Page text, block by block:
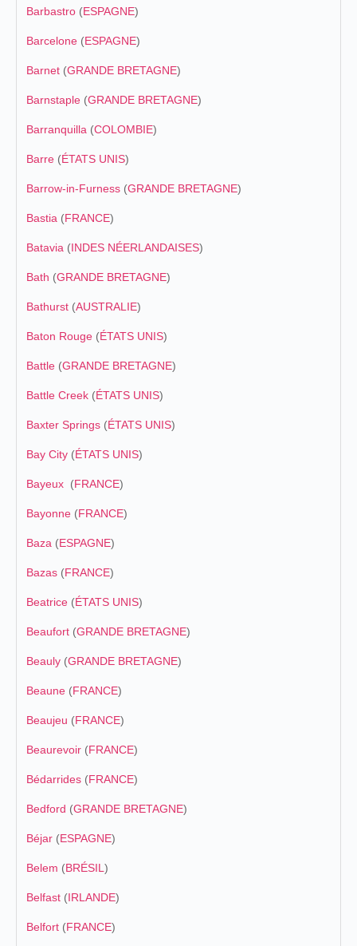
Barbastro (ESPAGNE)
Barcelone (ESPAGNE)
Barnet (GRANDE BRETAGNE)
Barnstaple (GRANDE BRETAGNE)
Barranquilla (COLOMBIE)
Barre (ÉTATS UNIS)
Barrow-in-Furness (GRANDE BRETAGNE)
Bastia (FRANCE)
Batavia (INDES NÉERLANDAISES)
Bath (GRANDE BRETAGNE)
Bathurst (AUSTRALIE)
Baton Rouge (ÉTATS UNIS)
Battle (GRANDE BRETAGNE)
Battle Creek (ÉTATS UNIS)
Baxter Springs (ÉTATS UNIS)
Bay City (ÉTATS UNIS)
Bayeux (FRANCE)
Bayonne (FRANCE)
Baza (ESPAGNE)
Bazas (FRANCE)
Beatrice (ÉTATS UNIS)
Beaufort (GRANDE BRETAGNE)
Beauly (GRANDE BRETAGNE)
Beaune (FRANCE)
Beaujeu (FRANCE)
Beaurevoir (FRANCE)
Bédarrides (FRANCE)
Bedford (GRANDE BRETAGNE)
Béjar (ESPAGNE)
Belem (BRÉSIL )
Belfast (IRLANDE)
Belfort (FRANCE)